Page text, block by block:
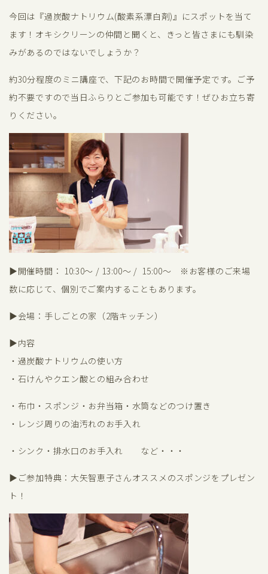
今回は『過炭酸ナトリウム(酸素系漂白剤)』にスポットを当て
ます！ オキシクリーンの仲間と聞くと、きっと皆さまにも馴染
みがあるのではないでしょうか？
約30分程度のミニ講座で、下記のお時間で開催予定です。ご予
約不要ですので当日ふらりとご参加も可能です！ぜひお立ち寄
りください。
▶︎開催時間： 10:30〜 / 13:00〜 / 15:00〜 ※お客様のご来場
数に応じて、個別でご案内することもあります。
▶︎会場：手しごとの家（2階キッチン）
▶︎内容
・過炭酸ナトリウムの使い方
・石けんやクエン酸との組み合わせ
・布巾・スポンジ・お弁当箱・水筒などのつけ置き
・レンジ周りの油汚れのお手入れ
・シンク・排水口のお手入れ など・・・
▶︎ご参加特典：大矢智恵子さんオススメのスポンジをプレゼン
ト！